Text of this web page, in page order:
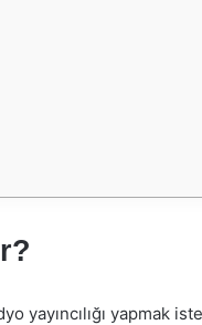
yayıncılığı yapmak